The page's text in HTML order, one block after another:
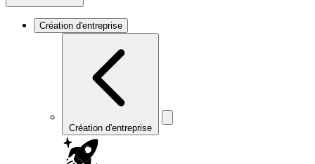
Création d'entreprise
Création d'entreprise